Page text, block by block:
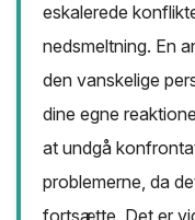
eskalerede
nedsmeltning. En
den vanskelige
dine egne
at undgå
problemerne, da